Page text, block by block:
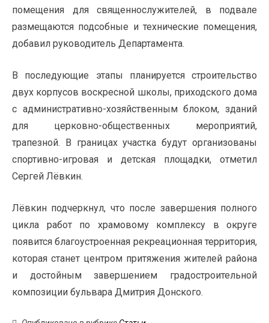
помещения для священнослужителей, в подвале
размещаются подсобные и технические помещения,
добавил руководитель Департамента.
В последующие этапы планируется строительство
двух корпусов воскресной школы, приходского дома
с административно-хозяйственным блоком, зданий
для церковно-общественных мероприятий,
трапезной. В границах участка будут организованы
спортивно-игровая и детская площадки, отметил
Сергей Лёвкин.
Лёвкин подчеркнул, что после завершения полного
цикла работ по храмовому комплексу в округе
появится благоустроенная рекреационная территория,
которая станет центром притяжения жителей района
и достойным завершением градостроительной
композиции бульвара Дмитрия Донского.